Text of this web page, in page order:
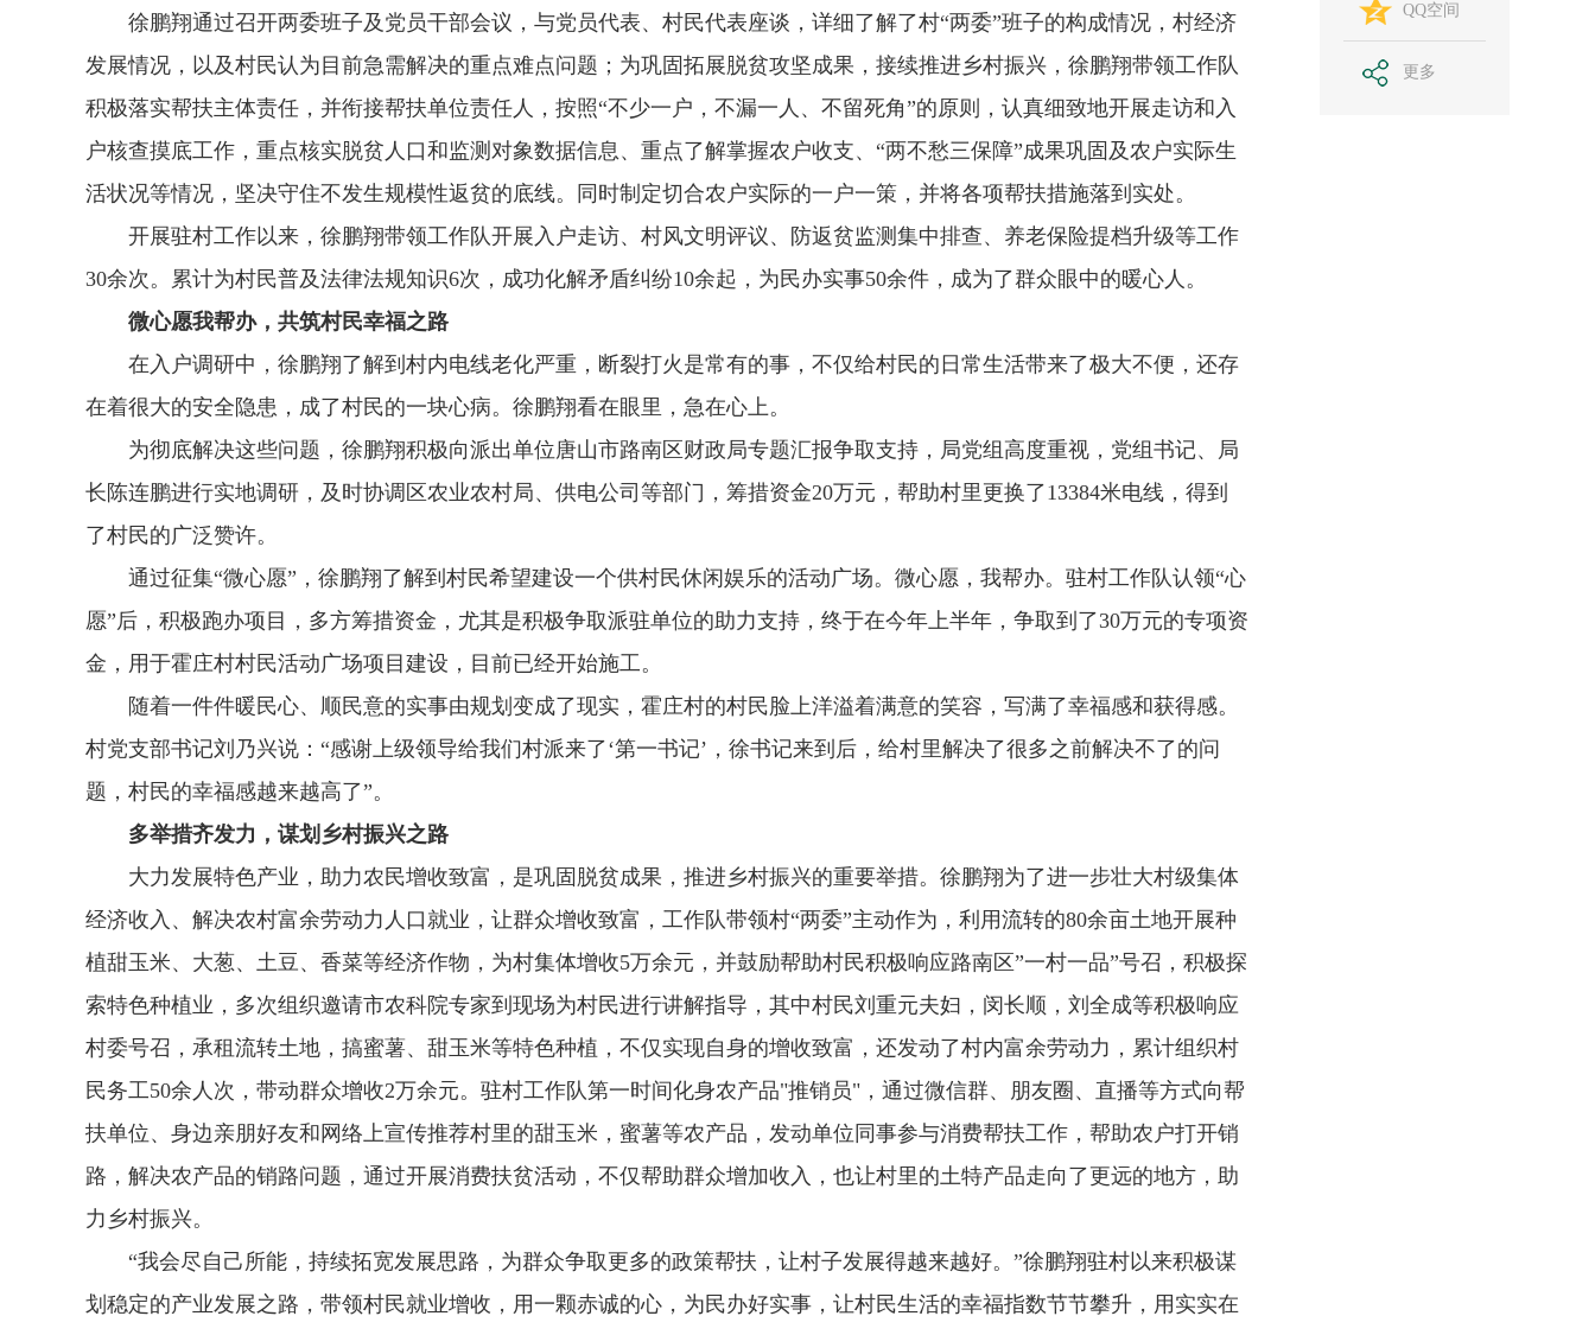
徐鹏翔通过召开两委班子及党员干部会议，与党员代表、村民代表座谈，详细了解了村“两委”班子的构成情况，村经济
发展情况，以及村民认为目前急需解决的重点难点问题；为巩固拓展脱贫攻坚成果，接续推进乡村振兴，徐鹏翔带领工作队
积极落实帮扶主体责任，并衔接帮扶单位责任人，按照“不少一户，不漏一人、不留死角”的原则，认真细致地开展走访和入
户核查摸底工作，重点核实脱贫人口和监测对象数据信息、重点了解掌握农户收支、“两不愁三保障”成果巩固及农户实际生
活状况等情况，坚决守住不发生规模性返贫的底线。同时制定切合农户实际的一户一策，并将各项帮扶措施落到实处。
开展驻村工作以来，徐鹏翔带领工作队开展入户走访、村风文明评议、防返贫监测集中排查、养老保险提档升级等工作
30余次。累计为村民普及法律法规知识6次，成功化解矛盾纠纷10余起，为民办实事50余件，成为了群众眼中的暖心人。
微心愿我帮办，共筑村民幸福之路
在入户调研中，徐鹏翔了解到村内电线老化严重，断裂打火是常有的事，不仅给村民的日常生活带来了极大不便，还存
在着很大的安全隐患，成了村民的一块心病。徐鹏翔看在眼里，急在心上。
为彻底解决这些问题，徐鹏翔积极向派出单位唐山市路南区财政局专题汇报争取支持，局党组高度重视，党组书记、局
长陈连鹏进行实地调研，及时协调区农业农村局、供电公司等部门，筹措资金20万元，帮助村里更换了13384米电线，得到
了村民的广泛赞许。
通过征集“微心愿”，徐鹏翔了解到村民希望建设一个供村民休闲娱乐的活动广场。微心愿，我帮办。驻村工作队认领“心
愿”后，积极跑办项目，多方筹措资金，尤其是积极争取派驻单位的助力支持，终于在今年上半年，争取到了30万元的专项资
金，用于霍庄村村民活动广场项目建设，目前已经开始施工。
随着一件件暖民心、顺民意的实事由规划变成了现实，霍庄村的村民脸上洋溢着满意的笑容，写满了幸福感和获得感。
村党支部书记刘乃兴说：“感谢上级领导给我们村派来了‘第一书记’，徐书记来到后，给村里解决了很多之前解决不了的问
题，村民的幸福感越来越高了”。
多举措齐发力，谋划乡村振兴之路
大力发展特色产业，助力农民增收致富，是巩固脱贫成果，推进乡村振兴的重要举措。徐鹏翔为了进一步壮大村级集体
经济收入、解决农村富余劳动力人口就业，让群众增收致富，工作队带领村“两委”主动作为，利用流转的80余亩土地开展种
植甜玉米、大葱、土豆、香菜等经济作物，为村集体增收5万余元，并鼓励帮助村民积极响应路南区”一村一品”号召，积极探
索特色种植业，多次组织邀请市农科院专家到现场为村民进行讲解指导，其中村民刘重元夫妇，闵长顺，刘全成等积极响应
村委号召，承租流转土地，搞蜜薯、甜玉米等特色种植，不仅实现自身的增收致富，还发动了村内富余劳动力，累计组织村
民务工50余人次，带动群众增收2万余元。驻村工作队第一时间化身农产品"推销员"，通过微信群、朋友圈、直播等方式向帮
扶单位、身边亲朋好友和网络上宣传推荐村里的甜玉米，蜜薯等农产品，发动单位同事参与消费帮扶工作，帮助农户打开销
路，解决农产品的销路问题，通过开展消费扶贫活动，不仅帮助群众增加收入，也让村里的土特产品走向了更远的地方，助
力乡村振兴。
“我会尽自己所能，持续拓宽发展思路，为群众争取更多的政策帮扶，让村子发展得越来越好。”徐鹏翔驻村以来积极谋
划稳定的产业发展之路，带领村民就业增收，用一颗赤诚的心，为民办好实事，让村民生活的幸福指数节节攀升，用实实在
QQ空间
更多